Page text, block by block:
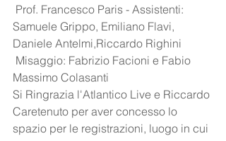
Prof. Francesco Paris - Assistenti:
Samuele Grippo, Emiliano Flavi,
Daniele Antelmi,Riccardo Righini
Massimo Colasanti
Si Ringrazia l'Atlantico Live e Riccardo
Caretenuto per aver concesso lo
spazio per le registrazioni, luogo in cui